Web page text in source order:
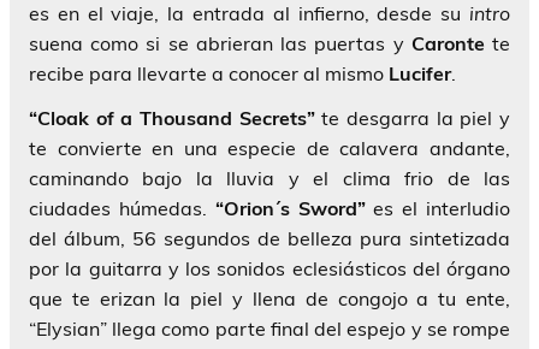
es en el viaje, la entrada al infierno, desde su intro
suena como si se abrieran las puertas y Caronte te
recibe para llevarte a conocer al mismo Lucifer.
“Cloak of a Thousand Secrets”te desgarra la piel y
te convierte en una especie de calavera andante,
caminando bajo la lluvia y el clima frio de las
ciudades húmedas. “Orion´s Sword”es el interludio
del álbum, 56 segundos de belleza pura sintetizada
por la guitarra y los sonidos eclesiásticos del órgano
que te erizan la piel y llena de congojo a tu ente,
“Elysian” llega como parte final del espejo y se rompe